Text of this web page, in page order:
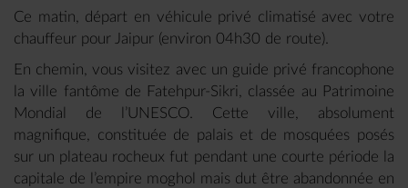
Ce matin, départ en véhicule privé climatisé avec votre
chauffeur pour Jaipur (environ 04h30 de route).
En chemin, vous visitez avec un guide privé francophone
la ville fantôme de Fatehpur-Sikri, classée au Patrimoine
Mondial de l’UNESCO. Cette ville, absolument
magnifique, constituée de palais et de mosquées posés
sur un plateau rocheux fut pendant une courte période la
capitale de l’empire moghol mais dut être abandonnée en